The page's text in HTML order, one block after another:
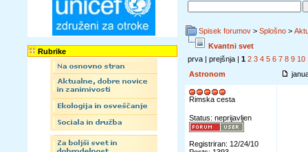
Rubrike
Spisek forumov > Splošno >
Kvantni svet
prva | prejšnja | 1 2 3 4 5 6 7 8 9 10
Astronom
Rimska cesta
Status: neprijavljen
Registriran: 12/24/10